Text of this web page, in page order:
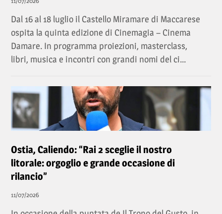
Dal 16 al 18 luglio il Castello Miramare di Maccarese
ospita la quinta edizione di Cinemagia – Cinema
Damare. In programma proiezioni, masterclass,
libri, musica e incontri con grandi nomi del ci...
Ostia, Caliendo: “Rai 2 sceglie il nostro
litorale: orgoglio e grande occasione di
rilancio”
11/07/2026